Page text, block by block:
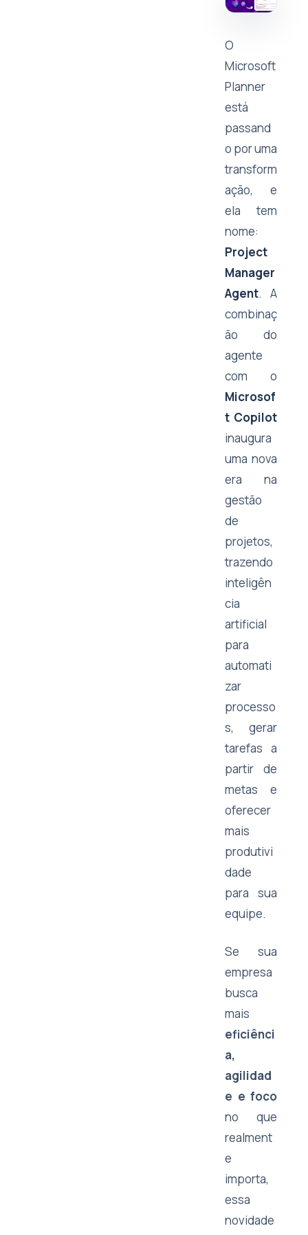
O
Microsoft
Planner
está
passand
o por uma
transform
ação, e
ela tem
nome:
Project
Manager
Agent. A
combinaç
ão do
agente
com o
Microsof
t Copilot
inaugura
uma nova
era na
gestão
de
projetos,
trazendo
inteligên
cia
artificial
para
automati
zar
processo
s, gerar
tarefas a
partir de
metas e
oferecer
mais
produtivi
dade
para sua
equipe.
Se sua
empresa
busca
mais
eficiênci
a,
agilidad
e e foco
no que
realment
e
importa,
essa
novidade